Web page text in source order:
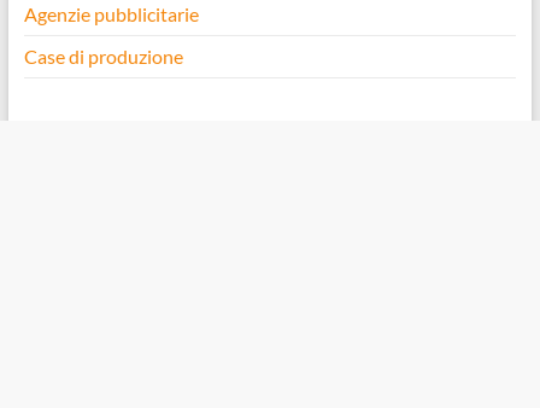
Agenzie pubblicitarie
Case di produzione